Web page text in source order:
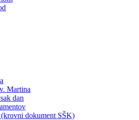
Martina
dan
dokument SŠK)